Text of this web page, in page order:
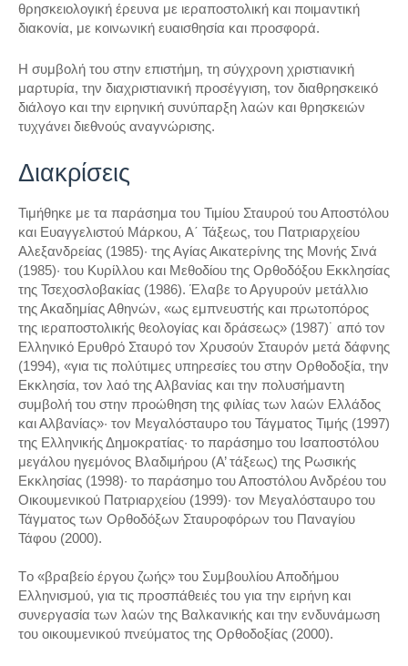
θρησκειολογική έρευνα με ιεραποστολική και ποιμαντική
διακονία, με κοινωνική ευαισθησία και προσφορά.
Η συμβολή του στην επιστήμη, τη σύγχρονη χριστιανική
μαρτυρία, την διαχριστιανική προσέγγιση, τον διαθρησκεικό
διάλογο και την ειρηνική συνύπαρξη λαών και θρησκειών
τυχγάνει διεθνούς αναγνώρισης.
Διακρίσεις
Τιμήθηκε με τα παράσημα του Τιμίου Σταυρού του Αποστόλου
και Ευαγγελιστού Μάρκου, A΄ Τάξεως, του Πατριαρχείου
Αλεξανδρείας (1985)· της Αγίας Αικατερίνης της Μονής Σινά
(1985)· του Κυρίλλου και Μεθοδίου της Ορθοδόξου Εκκλησίας
της Τσεχοσλοβακίας (1986). Έλαβε το Αργυρούν μετάλλιο
της Ακαδημίας Αθηνών, «ως εμπνευστής και πρωτοπόρος
της ιεραποστολικής θεολογίας και δράσεως» (1987)˙ από τον
Ελληνικό Ερυθρό Σταυρό τον Xρυσούν Σταυρόν μετά δάφνης
(1994), «για τις πολύτιμες υπηρεσίες του στην Ορθοδοξία, την
Εκκλησία, τον λαό της Αλβανίας και την πολυσήμαντη
συμβολή του στην προώθηση της φιλίας των λαών Ελλάδος
και Αλβανίας»· τoν Μεγαλόσταυρο του Τάγματος Τιμής (1997)
της Ελληνικής Δημοκρατίας· το παράσημο του Ισαποστόλου
μεγάλου ηγεμόνος Βλαδιμήρου (A’ τάξεως) της Ρωσικής
Εκκλησίας (1998)· το παράσημο του Αποστόλου Ανδρέου του
Οικουμενικού Πατριαρχείου (1999)· τον Μεγαλόσταυρο του
Τάγματος των Ορθοδόξων Σταυροφόρων του Παναγίου
Τάφου (2000).
Tο «βραβείο έργου ζωής» του Συμβουλίου Αποδήμου
Ελληνισμού, για τις προσπάθειές του για την ειρήνη και
συνεργασία των λαών της Βαλκανικής και την ενδυνάμωση
του οικουμενικού πνεύματος της Ορθοδοξίας (2000).